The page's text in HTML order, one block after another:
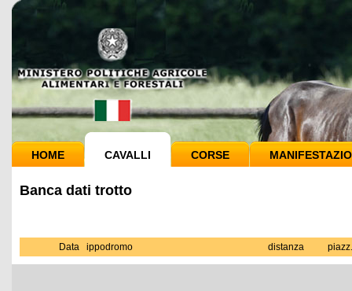
HOME CAVALLI CORSE
Banca dati trotto
Data ippodromo distanza piazz.